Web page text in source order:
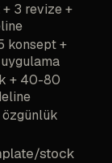
3 revize +
konsept +
+ 40-80
özgünlük
stock